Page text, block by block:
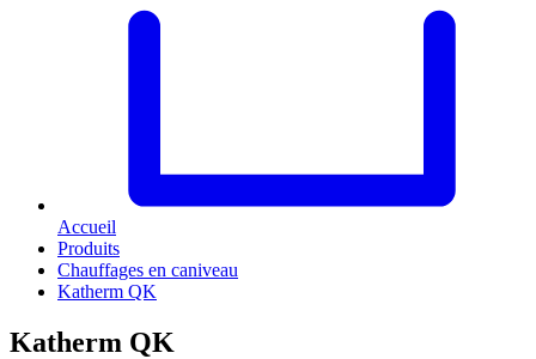
Accueil
Produits
Chauffages en caniveau
Katherm QK
Katherm QK